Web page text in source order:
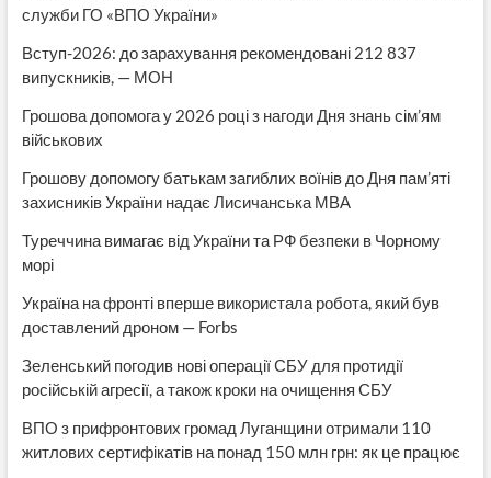
служби ГО «ВПО України»
Вступ-2026: до зарахування рекомендовані 212 837
випускників, — МОН
Грошова допомога у 2026 році з нагоди Дня знань сім’ям
військових
Грошову допомогу батькам загиблих воїнів до Дня пам’яті
захисників України надає Лисичанська МВА
Туреччина вимагає від України та РФ безпеки в Чорному
морі
Україна на фронті вперше використала робота, який був
доставлений дроном — Forbs
Зеленський погодив нові операції СБУ для протидії
російській агресії, а також кроки на очищення СБУ
ВПО з прифронтових громад Луганщини отримали 110
житлових сертифікатів на понад 150 млн грн: як це працює